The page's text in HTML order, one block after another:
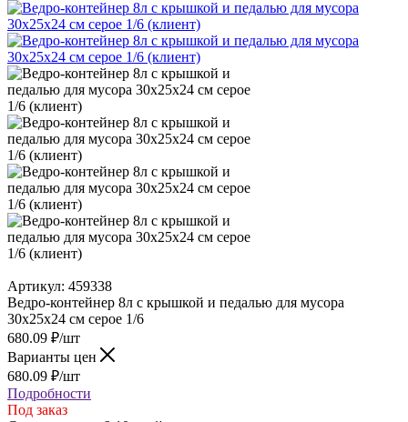
Артикул: 459338
Ведро-контейнер 8л с крышкой и педалью для мусора
30х25х24 см серое 1/6
680.09 ₽/шт
Варианты цен
680.09 ₽/шт
Подробности
Под заказ